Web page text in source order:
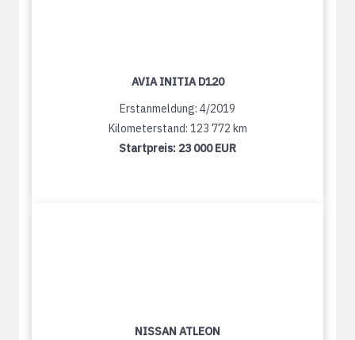
AVIA INITIA D120
Erstanmeldung: 4/2019
Kilometerstand: 123 772 km
Startpreis: 23 000 EUR
NISSAN ATLEON